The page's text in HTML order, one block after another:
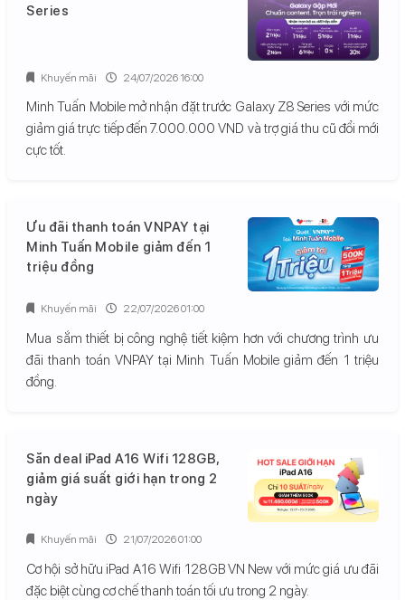
Series
Minh Tuấn Mobile mở nhận đặt trước Galaxy Z8 Series với mức
giảm giá trực tiếp đến 7.000.000 VND và trợ giá thu cũ đổi mới
cực tốt.
Khuyến mãi 24/07/2026 16:00
Ưu đãi thanh toán VNPAY tại
Minh Tuấn Mobile giảm đến 1
triệu đồng
Mua sắm thiết bị công nghệ tiết kiệm hơn với chương trình ưu
đãi thanh toán VNPAY tại Minh Tuấn Mobile giảm đến 1 triệu
đồng.
Khuyến mãi 22/07/2026 01:00
Săn deal iPad A16 Wifi 128GB,
giảm giá suất giới hạn trong 2
ngày
Cơ hội sở hữu iPad A16 Wifi 128GB VN New với mức giá ưu đãi
đặc biệt cùng cơ chế thanh toán tối ưu trong 2 ngày.
Khuyến mãi 21/07/2026 01:00